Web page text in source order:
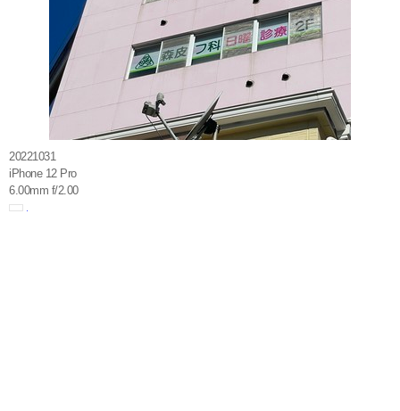
20221031
iPhone 12 Pro
6.00mm f/2.00